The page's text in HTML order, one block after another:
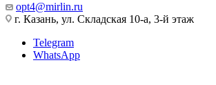
opt4@mirlin.ru
г. Казань, ул. Складская 10-а, 3-й этаж
Telegram
WhatsApp